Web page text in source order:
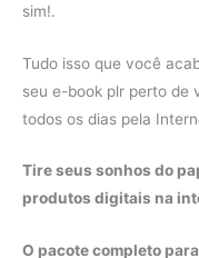
sim!.
Tudo isso que você
seu e-book plr perto de
todos os dias pela
Tire seus sonhos do
produtos digitais na
O pacote completo